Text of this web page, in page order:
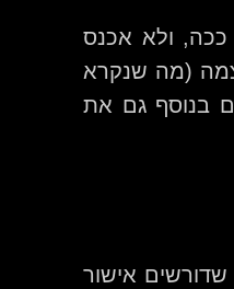
ככה, ולא אכנס
(מה שנקרא
בנוסף גם את
אישור